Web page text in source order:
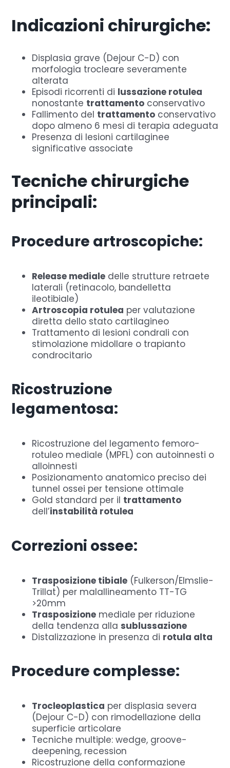
Indicazioni chirurgiche:
Displasia grave (Dejour C-D) con
morfologia trocleare severamente
alterata
Episodi ricorrenti di lussazione rotulea
nonostante trattamento conservativo
Fallimento del trattamento conservativo
dopo almeno 6 mesi di terapia adeguata
Presenza di lesioni cartilaginee
significative associate
Tecniche chirurgiche
principali:
Procedure artroscopiche:
Release mediale delle strutture retraete
laterali (retinacolo, bandelletta
ileotibiale)
Artroscopia rotulea per valutazione
diretta dello stato cartilagineo
Trattamento di lesioni condrali con
stimolazione midollare o trapianto
condrocitario
Ricostruzione
legamentosa:
Ricostruzione del legamento femoro-
rotuleo mediale (MPFL) con autoinnesti o
alloinnesti
Posizionamento anatomico preciso dei
tunnel ossei per tensione ottimale
Gold standard per il trattamento
dell’instabilità rotulea
Correzioni ossee:
Trasposizione tibiale (Fulkerson/Elmslie-
Trillat) per malallineamento TT-TG
>20mm
Trasposizione mediale per riduzione
della tendenza allasublussazione
Distalizzazione in presenza di rotula alta
Procedure complesse:
Trocleoplastica per displasia severa
(Dejour C-D) con rimodellazione della
superficie articolare
Tecniche multiple: wedge, groove-
deepening, recession
Ricostruzione della conformazione